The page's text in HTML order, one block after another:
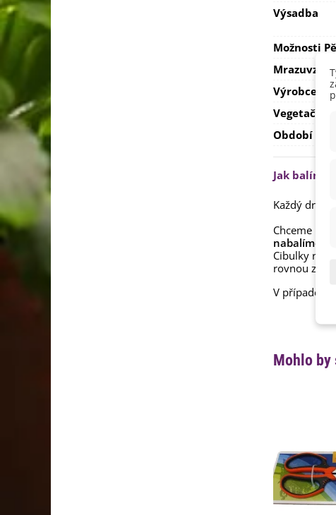
Výsadba
Možnosti
Výrobce
Vegetační
Období
Jak balíme
Každý druh
Chceme být
nabalíme
Cibulky
rovnou
V případě
Mohlo by